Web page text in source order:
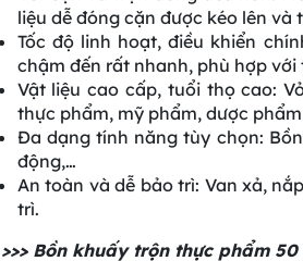
liệu dễ đóng cặn được kéo lên và
Tốc độ linh hoạt, điều khiển
chậm đến rất nhanh, phù hợp với
Vật liệu cao cấp, tuổi thọ cao:
thực phẩm, mỹ phẩm, dược
Đa dạng tính năng tùy chọn:
động,…
An toàn và dễ bảo trì: Van xả,
trì.
>>> Bồn khuấy trộn thực phẩm